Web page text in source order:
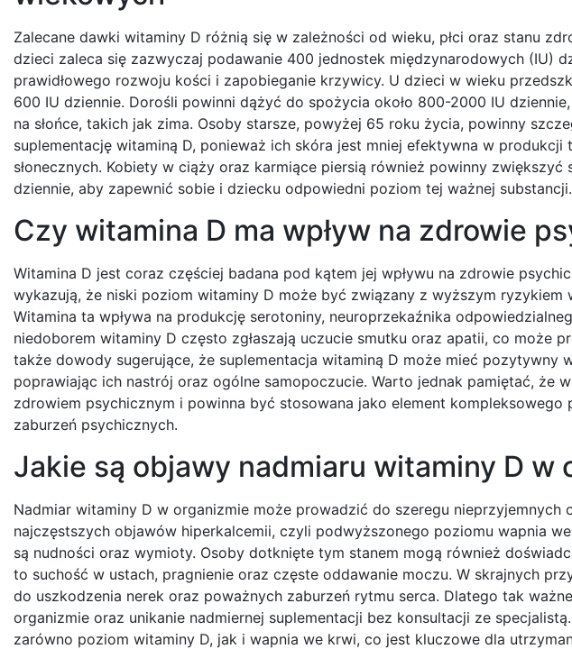
Zalecane dawki witaminy D różnią się w zależności od wieku, płci oraz stanu
dzieci zaleca się zazwyczaj podawanie 400 jednostek międzynarodowych (IU)
prawidłowego rozwoju kości i zapobieganie krzywicy. U dzieci w wieku
600 IU dziennie. Dorośli powinni dążyć do spożycia około 800-2000 IU
na słońce, takich jak zima. Osoby starsze, powyżej 65 roku życia, powinny
suplementację witaminą D, ponieważ ich skóra jest mniej efektywna w produkcji
słonecznych. Kobiety w ciąży oraz karmiące piersią również powinny
dziennie, aby zapewnić sobie i dziecku odpowiedni poziom tej ważnej substancji.
Czy witamina D ma wpływ na zdrowie
Witamina D jest coraz częściej badana pod kątem jej wpływu na zdrowie
wykazują, że niski poziom witaminy D może być związany z wyższym ryzykiem
Witamina ta wpływa na produkcję serotoniny, neuroprzekaźnika
niedoborem witaminy D często zgłaszają uczucie smutku oraz apatii, co może
także dowody sugerujące, że suplementacja witaminą D może mieć pozytywny
poprawiając ich nastrój oraz ogólne samopoczucie. Warto jednak pamiętać, że
zdrowiem psychicznym i powinna być stosowana jako element
zaburzeń psychicznych.
Jakie są objawy nadmiaru witaminy D w
Nadmiar witaminy D w organizmie może prowadzić do szeregu
najczęstszych objawów hiperkalcemii, czyli podwyższonego poziomu wapnia
są nudności oraz wymioty. Osoby dotknięte tym stanem mogą również
to suchość w ustach, pragnienie oraz częste oddawanie moczu. W skrajnych
do uszkodzenia nerek oraz poważnych zaburzeń rytmu serca. Dlatego tak
organizmie oraz unikanie nadmiernej suplementacji bez konsultacji ze
zarówno poziom witaminy D, jak i wapnia we krwi, co jest kluczowe dla